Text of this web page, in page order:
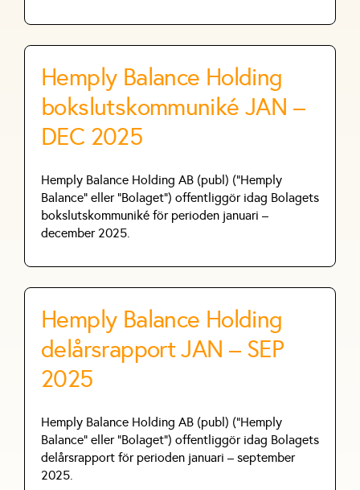
Hemply Balance Holding
bokslutskommuniké JAN –
DEC 2025
Hemply Balance Holding AB (publ) (”Hemply
Balance” eller ”Bolaget”) offentliggör idag Bolagets
bokslutskommuniké för perioden januari –
december 2025.
Hemply Balance Holding
delårsrapport JAN – SEP
2025
Hemply Balance Holding AB (publ) (”Hemply
Balance” eller ”Bolaget”) offentliggör idag Bolagets
delårsrapport för perioden januari – september
2025.